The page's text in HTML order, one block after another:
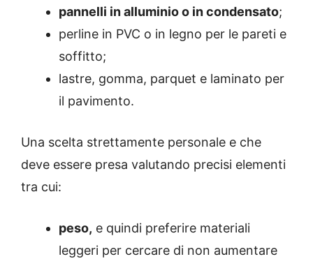
pannelli in alluminio o in condensato;
perline in PVC o in legno per le pareti e
soffitto;
lastre, gomma, parquet e laminato per
il pavimento.
Una scelta strettamente personale e che
deve essere presa valutando precisi elementi
tra cui:
peso, e quindi preferire materiali
leggeri per cercare di non aumentare